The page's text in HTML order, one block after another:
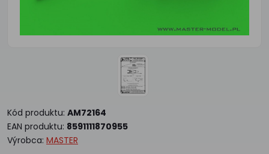
Kód produktu: AM72164
EAN produktu: 8591111870955
Výrobca: MASTER